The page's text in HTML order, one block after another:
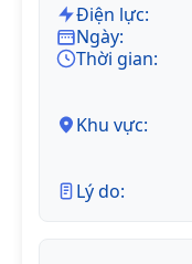
Điện lực:
Ngày:
Thời gian:
Khu vực:
Lý do: